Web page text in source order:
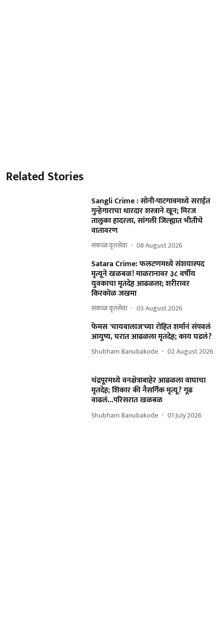
Related Stories
Sangli Crime : सोनी-पाटगावमध्ये सराईत
गुन्हेगाराचा धारदार शस्त्राने खून; मिरज
तालुका हादरला, सांगली जिल्ह्यात भीतीचे
वातावरण
सकाळ वृत्तसेवा 08 August 2026
Satara Crime: फलटणमध्ये संशयास्‍पद
मृत्यूने खळबळ! माळरानावर ३८ वर्षीय
युवकाचा मृतदेह आढळला; शरीरावर
किरकोळ जखमा
सकाळ वृत्तसेवा 03 August 2026
फेमस 'चायवालाज'च्या रोहित शर्मानं संपवलं
आयुष्य, घरात आढळला मृतदेह; काय घडलं?
Shubham Banubakode 02 August 2026
चंद्रपूरमध्ये वनक्षेत्राबाहेर आढळला वाघाचा
मृतदेह; शिकार की नैसर्गिक मृत्यू? गूढ
वाढलं...परिसरात खळबळ
Shubham Banubakode 01 July 2026